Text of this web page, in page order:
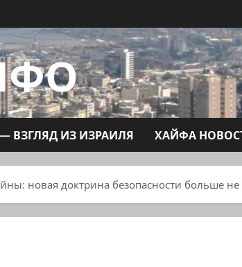
ВЗГЛЯД ИЗ ИЗРАИЛЯ ХАЙФА
новая доктрина безопасности больше не